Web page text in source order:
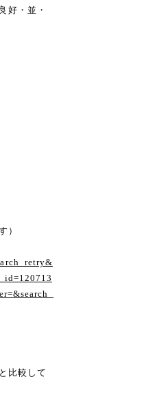
・並・
）
比較して